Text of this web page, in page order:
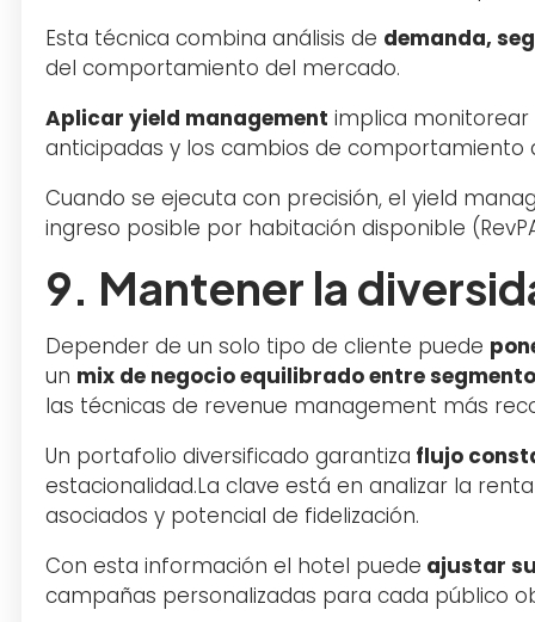
Esta técnica combina análisis de demanda,
del comportamiento del mercado.
Aplicar yield management implica monitorear
anticipadas y los cambios de comportamiento
Cuando se ejecuta con precisión, el yield
ingreso posible por habitación disponible
9. Mantener la
Depender de un solo tipo de cliente puede
un mix de negocio equilibrado entre
las técnicas de revenue management más
Un portafolio diversificado garantiza flujo
estacionalidad.La clave está en analizar la
asociados y potencial de fidelización.
Con esta información el hotel puede ajustar
campañas personalizadas para cada público